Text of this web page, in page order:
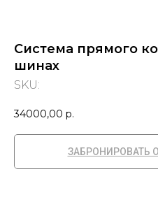
Система прямого
шинах
SKU:
34000,00 р.
ЗАБРОНИРОВАТЬ